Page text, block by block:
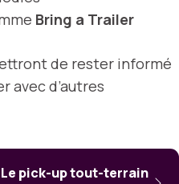
Bring a Trailer
de rester informé
avec d’autres
Le pick-up tout-terrain